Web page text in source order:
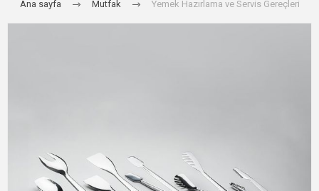
Ana sayfa Mutfak Yemek Hazırlama ve Servis Gereçleri